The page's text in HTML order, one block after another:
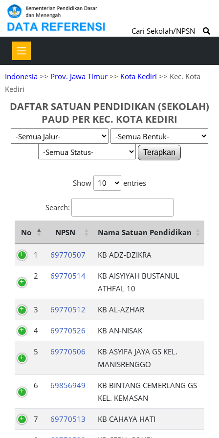
Cari Sekolah/NPSN
Indonesia >> Prov. Jawa Timur >> Kota Kediri >> Kec. Kota
Kediri
DAFTAR SATUAN PENDIDIKAN (SEKOLAH)
PAUD PER KEC. KOTA KEDIRI
Terapkan
Show entries
Search:
No NPSN Nama Satuan Pendidikan
1 69770507 KB ADZ-DZIKRA
2 69770514
KB AISYIYAH BUSTANUL
ATHFAL 10
3 69770512 KB AL-AZHAR
4 69770526 KB AN-NISAK
5 69770506
KB ASYIFA JAYA GS KEL.
MANISRENGGO
6 69856949
KB BINTANG CEMERLANG GS
KEL. KEMASAN
7 69770513 KB CAHAYA HATI